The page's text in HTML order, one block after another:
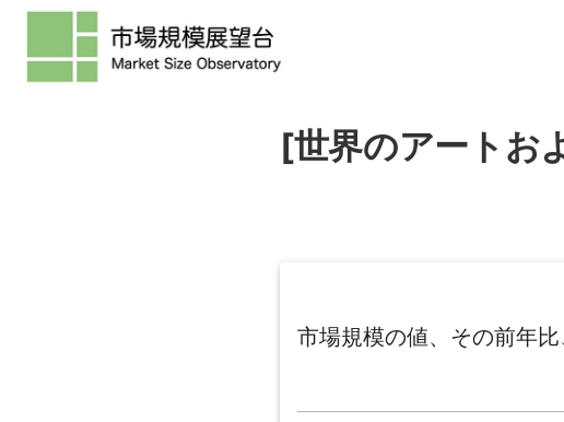
[世界のアートお
市場規模の値、その前年